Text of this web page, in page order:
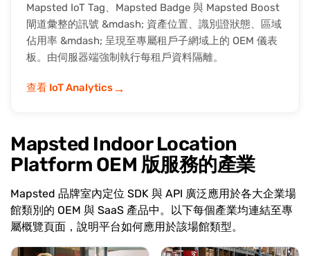
Mapsted IoT Tag、Mapsted Badge 與 Mapsted Boost
閘道彙整的訊號 &mdash; 資產位置、識別證狀態、區域
佔用率 &mdash; 呈現至專屬租戶子網域上的 OEM 儀表
板。由伺服器端強制執行每租戶資料隔離。
查看 IoT Analytics→
Mapsted Indoor Location
Platform OEM 版服務的產業
Mapsted 品牌室內定位 SDK 與 API 廣泛應用於各大企業場
館類別的 OEM 與 SaaS 產品中。以下每個產業均連結至專
屬概覽頁面，說明平台如何應用於該場館類型。